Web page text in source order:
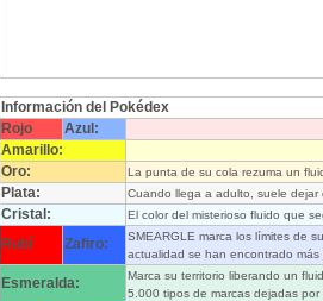
Información del Pokédex
Rojo
Azul:
Amarillo:
Oro:
La punta de su cola rezuma un
Plata: Cuando llega a adulto, suele
Cristal: El color del misterioso fluido que
Rubí Zafiro:
SMEARGLE marca los límites de
actualidad se han encontrado
Esmeralda:
Marca su territorio liberando un
5.000 tipos de marcas dejadas por